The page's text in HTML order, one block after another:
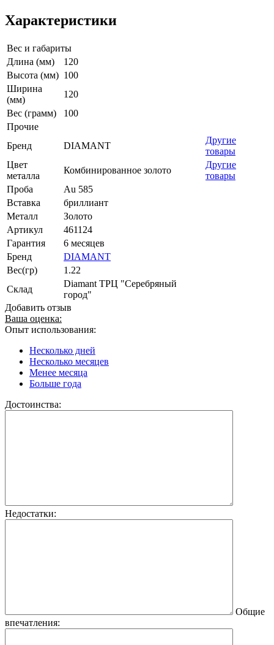
Характеристики
Вес и габариты
Длина (мм)
120
Высота (мм) 100
Ширина
(мм)
120
Вес (грамм)
100
Прочие
Бренд
DIAMANT
Другие
товары
Цвет
металла
Комбинированное золото
Другие
товары
Проба
Au 585
Вставка
бриллиант
Металл
Золото
Артикул
461124
Гарантия
6 месяцев
Бренд
DIAMANT
Вес(гр)
1.22
Склад
Diamant ТРЦ "Серебряный
город"
Добавить отзыв
Ваша оценка:
Опыт использования:
Несколько дней
Несколько месяцев
Менее месяца
Больше года
Достоинства:
Недостатки:
Общие
впечатления: